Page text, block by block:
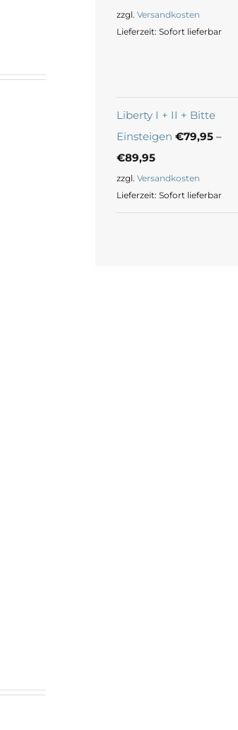
zzgl.Versandkosten
Lieferzeit:Sofort lieferbar
Liberty I + II + Bitte
Einsteigen €79,95 –
€89,95
zzgl.Versandkosten
Lieferzeit:Sofort lieferbar